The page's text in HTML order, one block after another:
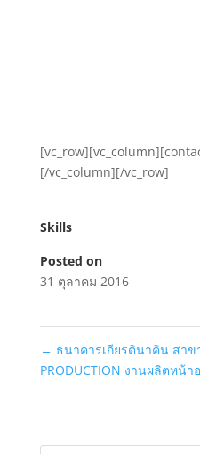
[/vc_column][/vc_row]
Skills
Posted on
31 ตุลาคม 2016
← ธนาคารเกียรตินาคิน สาข
PRODUCTION งานผลิตหน้า